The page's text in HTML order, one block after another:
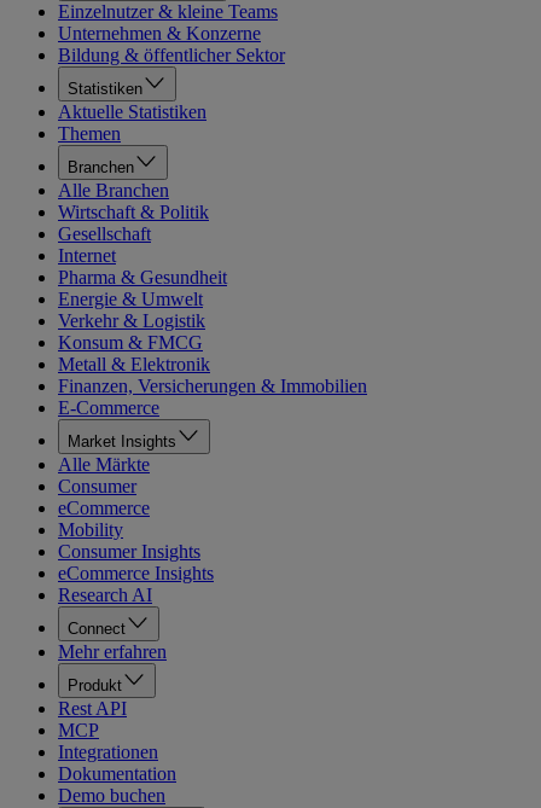
Einzelnutzer & kleine Teams
Unternehmen & Konzerne
Bildung & öffentlicher Sektor
Statistiken
Aktuelle Statistiken
Themen
Branchen
Alle Branchen
Wirtschaft & Politik
Gesellschaft
Internet
Pharma & Gesundheit
Energie & Umwelt
Verkehr & Logistik
Konsum & FMCG
Metall & Elektronik
Finanzen, Versicherungen & Immobilien
E-Commerce
Market Insights
Alle Märkte
Consumer
eCommerce
Mobility
Consumer Insights
eCommerce Insights
Research AI
Connect
Mehr erfahren
Produkt
Rest API
MCP
Integrationen
Dokumentation
Demo buchen